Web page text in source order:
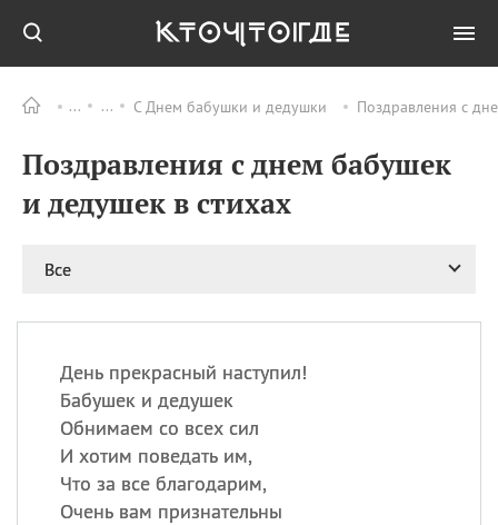
С Днем бабушки и дедушки Поздравления с
Поздравления с днем бабушек
и дедушек в стихах
Все
День прекрасный наступил!
Бабушек и дедушек
Обнимаем со всех сил
И хотим поведать им,
Что за все благодарим,
Очень вам признательны
ПРАЗДНИКИ Все
08.08 День «Счастье
случается» (Happiness
Happens Day)
великомученика
покровителя всех
09.08